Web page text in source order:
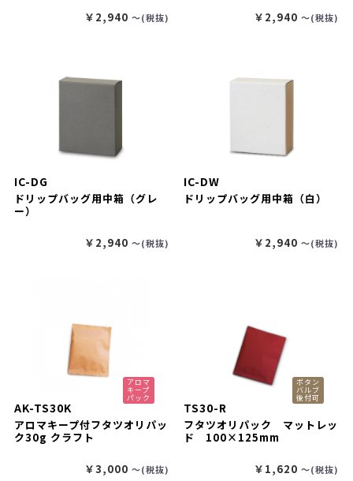
￥2,940 〜(税抜) ￥2,940 〜(税抜)
IC-DG
ドリップバッグ用中箱（グレ
ー）
￥2,940 〜(税抜)
IC-DW
ドリップバッグ用中箱（白）
￥2,940 〜(税抜)
アロマ
キープ
パック
AK-TS30K
アロマキープ付フタツオリパッ
ク30g クラフト
￥3,000 〜(税抜)
ボタン
バルブ
後付可
TS30-R
フタツオリパック マットレッ
ド 100×125mm
￥1,620 〜(税抜)